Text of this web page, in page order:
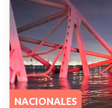
NACIONALES